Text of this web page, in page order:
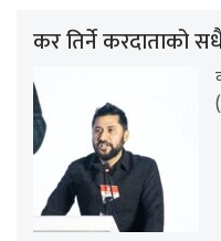
कर तिर्ने करदाताको